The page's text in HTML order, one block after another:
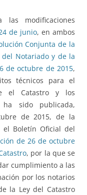
modificaciones
de junio, en ambos
Conjunta de la
del Notariado y de la
de octubre de 2015,
técnicos para el
el Catastro y los
sido publicada,
de 2015, de la
el Boletín Oficial del
de 26 de octubre
, por la que se
cumplimiento a las
por los notarios
la Ley del Catastro